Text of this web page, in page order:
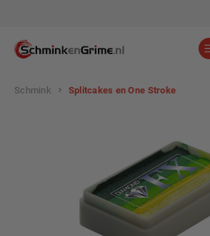
Schmink Splitcakes en One Stroke